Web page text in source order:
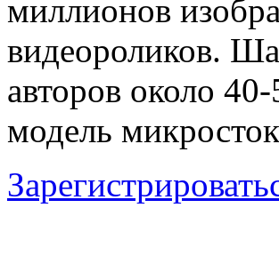
миллионов
видеороликов.
авторов около
модель